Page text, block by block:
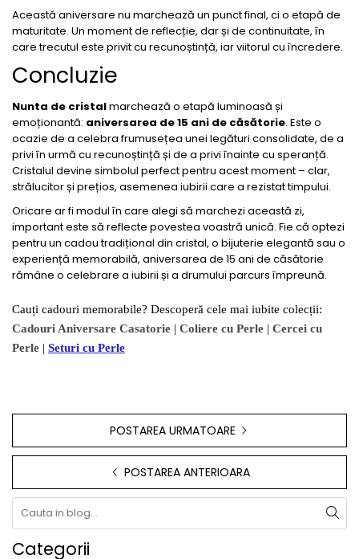
Această aniversare nu marchează un punct final, ci o etapă de
maturitate. Un moment de reflecție, dar și de continuitate, în
care trecutul este privit cu recunoștință, iar viitorul cu încredere.
Concluzie
Nunta de cristalmarchează o etapă luminoasă și
emoționantă: aniversarea de 15 ani de căsătorie. Este o
ocazie de a celebra frumusețea unei legături consolidate, de a
privi în urmă cu recunoștință și de a privi înainte cu speranță.
Cristalul devine simbolul perfect pentru acest moment – clar,
strălucitor și prețios, asemenea iubirii care a rezistat timpului.
Oricare ar fi modul în care alegi să marchezi această zi,
important este să reflecte povestea voastră unică. Fie că optezi
pentru un cadou tradițional din cristal, o bijuterie elegantă sau o
experiență memorabilă, aniversarea de 15 ani de căsătorie
rămâne o celebrare a iubirii și a drumului parcurs împreună.
Cauți cadouri memorabile? Descoperă cele mai iubite colecții:
Cadouri Aniversare Casatorie | Coliere cu Perle | Cercei cu
Perle | Seturi cu Perle
POSTAREA URMATOARE
POSTAREA ANTERIOARA
Categorii